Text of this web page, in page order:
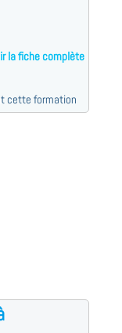
la fiche complète
cette formation